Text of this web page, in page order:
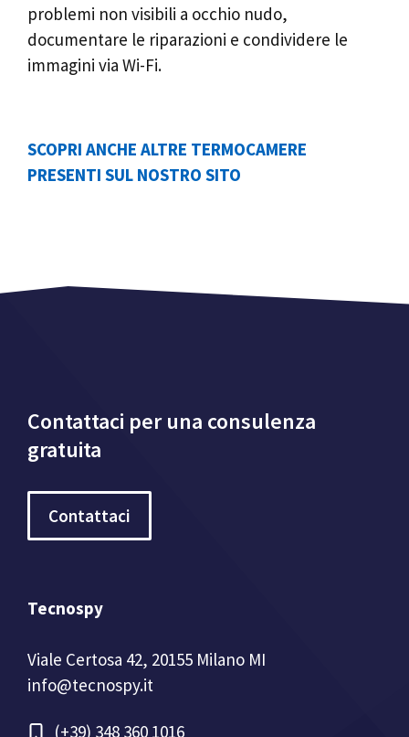
problemi non visibili a occhio nudo,
documentare le riparazioni e condividere le
immagini via Wi-Fi.
SCOPRI ANCHE ALTRE TERMOCAMERE
PRESENTI SUL NOSTRO SITO
Contattaci per una consulenza
gratuita
Contattaci
Tecnospy
Viale Certosa 42, 20155 Milano MI
info@tecnospy.it
(+39) 348 360 1016